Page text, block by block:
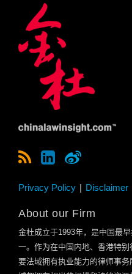
Privacy Policy Disclaimer
About our Firm
金杜成立于1993年，是中国最
一。作为在中国内地、香港特
要法域拥有执业能力的律师事